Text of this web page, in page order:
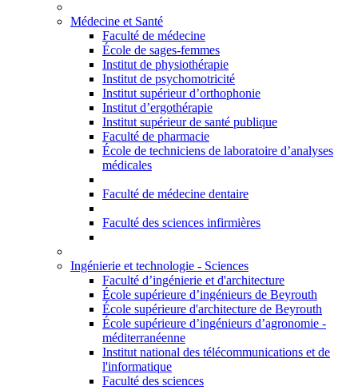
Médecine et Santé
Faculté de médecine
École de sages-femmes
Institut de physiothérapie
Institut de psychomotricité
Institut supérieur d’orthophonie
Institut d’ergothérapie
Institut supérieur de santé publique
Faculté de pharmacie
École de techniciens de laboratoire d’analyses
médicales
Faculté de médecine dentaire
Faculté des sciences infirmières
Ingénierie et technologie - Sciences
Faculté d’ingénierie et d'architecture
École supérieure d’ingénieurs de Beyrouth
École supérieure d'architecture de Beyrouth
École supérieure d’ingénieurs d’agronomie -
méditerranéenne
Institut national des télécommunications et de
l'informatique
Faculté des sciences